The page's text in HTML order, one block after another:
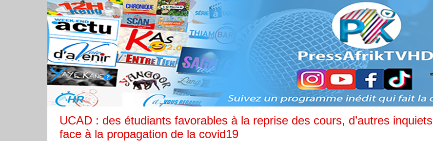
UCAD : des étudiants favorables à la reprise des cours, d’autres inquiets
face à la propagation de la covid19